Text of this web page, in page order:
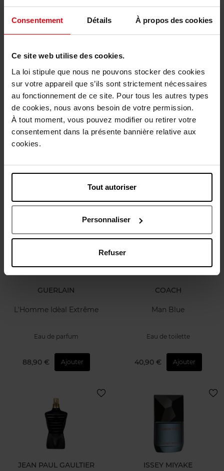
Consentement Détails À propos des cookies
Ce site web utilise des cookies.
La loi stipule que nous ne pouvons stocker des cookies
sur votre appareil que s’ils sont strictement nécessaires
au fonctionnement de ce site. Pour tous les autres types
de cookies, nous avons besoin de votre permission.
À tout moment, vous pouvez modifier ou retirer votre
consentement dans la présente bannière relative aux
cookies.
Tout autoriser
Personnaliser
Refuser
MONTBLANC
Legend
YVES SAINT LAURENT
L'HOMME
153,90 €
GUERLAIN
L'Homme Idèal Extrême
Eau de parfum
88,90 € Ajouter
COACH
Man Blue
Eau de toilette
40,90 € Ajouter
JEAN PAUL GAULTIER ISSEY MIYAKE